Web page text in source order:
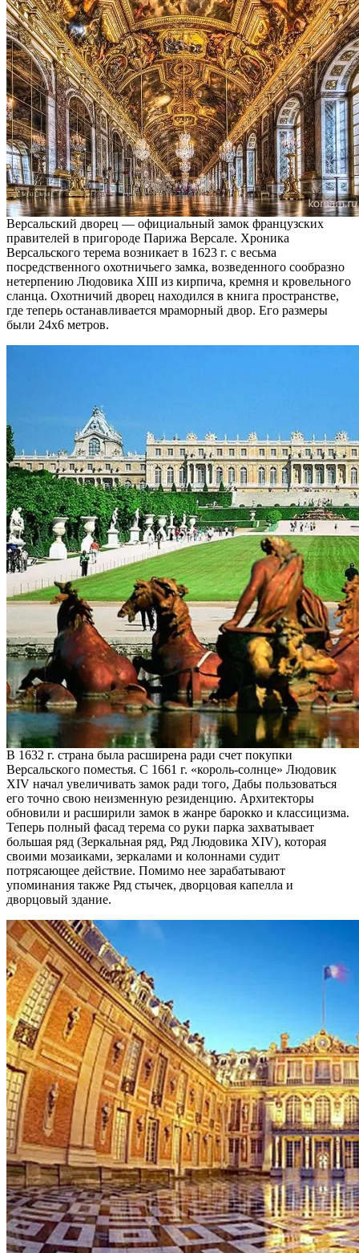
Версальский дворец — официальный замок французских
правителей в пригороде Парижа Версале. Хроника
Версальского терема возникает в 1623 г. с весьма
посредственного охотничьего замка, возведенного сообразно
нетерпению Людовика XIII из кирпича, кремня и кровельного
сланца. Охотничий дворец находился в книга пространстве,
где теперь останавливается мраморный двор. Его размеры
были 24х6 метров.
В 1632 г. страна была расширена ради счет покупки
Версальского поместья. С 1661 г. «король-солнце» Людовик
XIV начал увеличивать замок ради того, Дабы пользоваться
его точно свою неизменную резиденцию. Архитекторы
обновили и расширили замок в жанре барокко и классицизма.
Теперь полный фасад терема со руки парка захватывает
большая ряд (Зеркальная ряд, Ряд Людовика XIV), которая
своими мозаиками, зеркалами и колоннами судит
потрясающее действие. Помимо нее зарабатывают
упоминания также Ряд стычек, дворцовая капелла и
дворцовый здание.